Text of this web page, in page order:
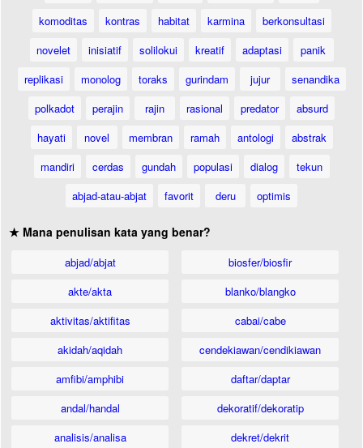
komoditas
kontras habitat karmina
berkonsultasi
novelet
inisiatif solilokui kreatif adaptasi
panik
replikasi
monolog toraks gurindam jujur
senandika
polkadot
perajin rajin rasional predator
absurd
hayati
novel membran ramah antologi
abstrak
mandiri
cerdas gundah populasi dialog
tekun
abjad-atau-abjat
favorit deru optimis
★ Mana penulisan kata yang benar?
abjad/abjat
akte/akta
aktivitas/aktifitas
akidah/aqidah
amfibi/amphibi
andal/handal
analisis/analisa
biosfer/biosfir
blanko/blangko
cabai/cabe
cendekiawan/cendikiawan
daftar/daptar
dekoratif/dekoratip
dekret/dekrit